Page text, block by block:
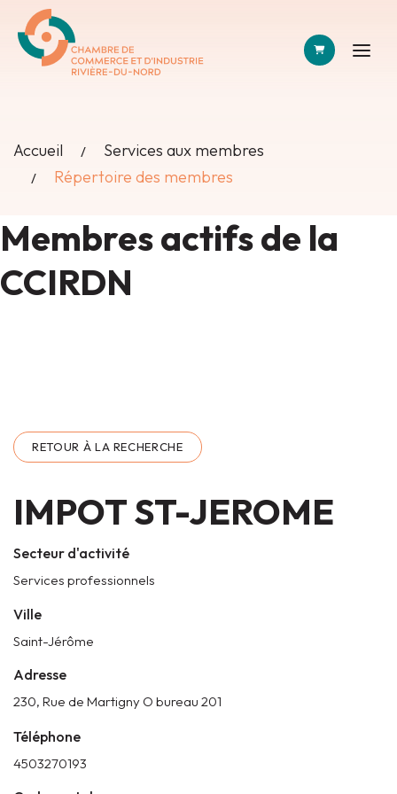
PANIER
Accueil
Services aux membres
Répertoire des membres
Membres actifs de la
CCIRDN
RETOUR À LA RECHERCHE
IMPOT ST-JEROME
Secteur d'activité
Services professionnels
Ville
Saint-Jérôme
Adresse
230, Rue de Martigny O bureau 201
Téléphone
4503270193